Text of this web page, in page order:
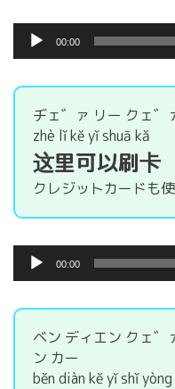
レ
00:00
ヂェ゛ァ リー クェ゛
zhè lǐ kě yǐ shuā kǎ
这里可以刷卡
クレジットカードも
レ
00:00
ベン ディエン クェ゛
ン カー
běn diàn kě yǐ shǐ